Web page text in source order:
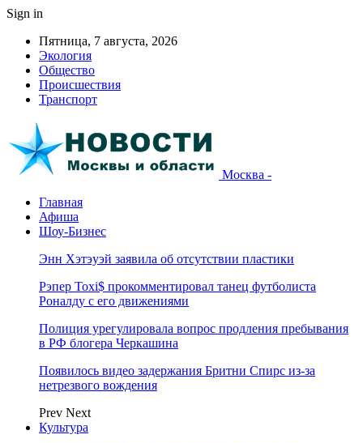
Sign in
Пятница, 7 августа, 2026
Экология
Общество
Происшествия
Транспорт
Москва -
Главная
Афиша
Шоу-Бизнес
Энн Хэтэуэй заявила об отсутствии пластики
Рэпер Toxi$ прокомментировал танец футболиста
Роналду с его движениями
Полиция урегулировала вопрос продления пребывания
в РФ блогера Черкашина
Появилось видео задержания Бритни Спирс из-за
нетрезвого вождения
Prev Next
Культура